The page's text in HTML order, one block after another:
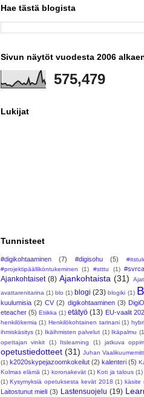
Hae tästä blogista
Sivun näytöt vuodesta 2006
575,479
Lukijat
Tunnisteet
#digikohtaaminen (7) #digisohu (5)
#projektipäälliköntukeminen
(1) #stttu (1)
Ajankohtaiset (8) Ajankohtaista (31)
avattarenitarina (1) blo (1) blogi (23) blogiki (1)
kuulumisia (2) CV (2) digikohtaaminen (3)
eteacher (5) Etiikka (1) etätyö (13) EU-vaalit
henkilökemia (1) Henkilökohtainen tarinani (1)
ihmiskäsitys (1) Ikäihmisten palvelut (1) Ikäpalmu
opettajan vinkit
(1) Itslearning (1) jatkuva
opetustiedotteet (31) Juhan
(1) k2020skypejazoomkokeilut (2) kalenteri (5)
Kolmas elämä (1) koronakevät (1) Koti ja talous (1)
(1) Kysymyksiä opetuksesta kevät 2018 (1) käsite
Laitostunut mieli (3) Lastensuojelu (19)